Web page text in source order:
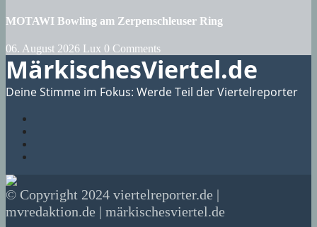
MOTAWI Bowling am Zerpenschleuser Ring
06. August 2026 Lux 0 Comments
MärkischesViertel.de
Deine Stimme im Fokus: Werde Teil der Viertelreporter
© Copyright 2024 viertelreporter.de |
mvredaktion.de | märkischesviertel.de